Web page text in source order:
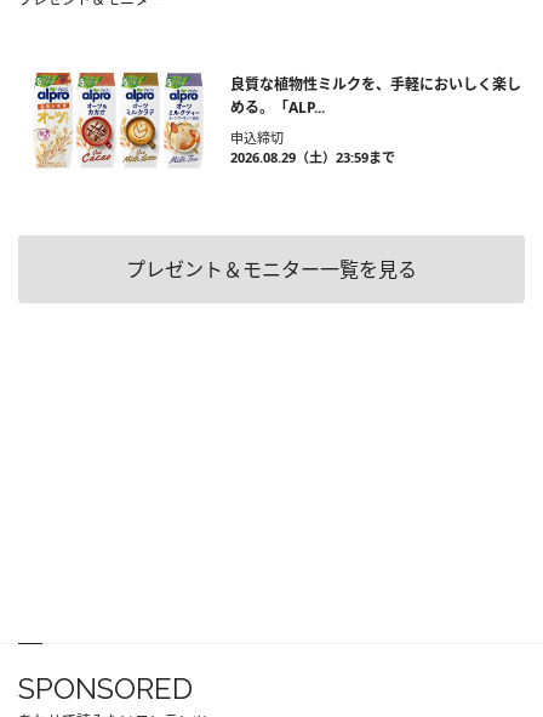
良質な植物性ミルクを、手軽においしく楽し
める。「ALP...
申込締切
2026.08.29（土）23:59まで
プレゼント＆モニター一覧を見る
SPONSORED